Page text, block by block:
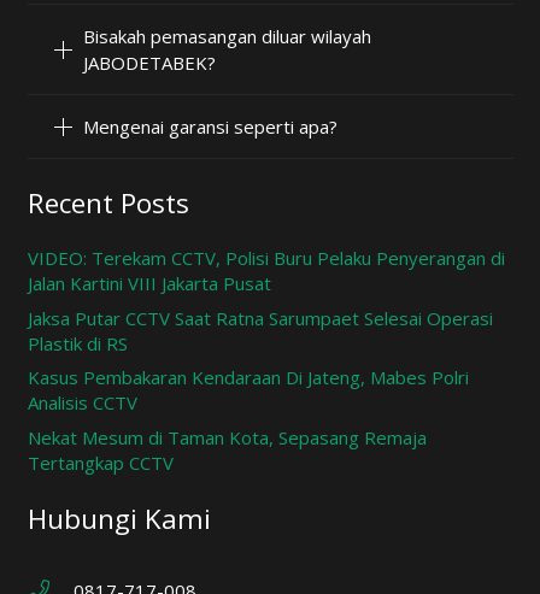
Bisakah pemasangan diluar wilayah
JABODETABEK?
Mengenai garansi seperti apa?
Recent Posts
VIDEO: Terekam CCTV, Polisi Buru Pelaku Penyerangan di
Jalan Kartini VIII Jakarta Pusat
Jaksa Putar CCTV Saat Ratna Sarumpaet Selesai Operasi
Plastik di RS
Kasus Pembakaran Kendaraan Di Jateng, Mabes Polri
Analisis CCTV
Nekat Mesum di Taman Kota, Sepasang Remaja
Tertangkap CCTV
Hubungi Kami